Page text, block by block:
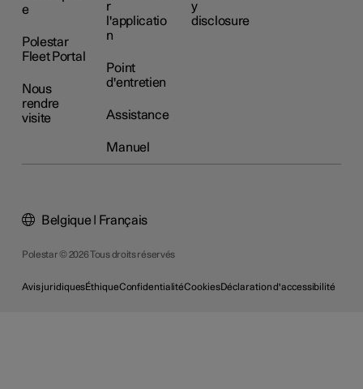
e
Polestar
Fleet Portal
Nous
rendre
visite
r
l'applicatio
n
Point
d'entretien
Assistance
Manuel
y
disclosure
Polestar © 2026 Tous droits réservés
Avis juridiquesÉthiqueConfidentialitéCookiesDéclaration d'accessibilité
Belgique | Français